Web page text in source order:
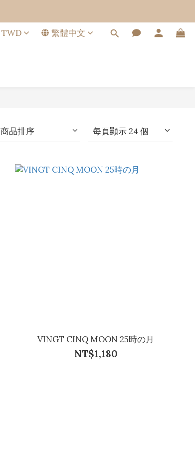
TWD 繁體中文
商品排序 每頁顯示 24 個
VINGT CINQ MOON 25時の月
NT$1,180